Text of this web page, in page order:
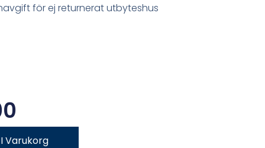
för ej returnerat utbyteshus
Varukorg